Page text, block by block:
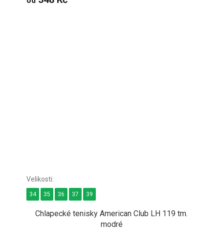
Chlapecké tenisky American Club LH 119 tm.
modré
34 35 36 37 39